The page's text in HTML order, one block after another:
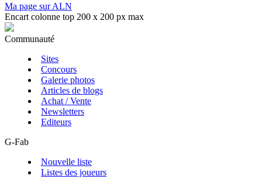
Ma page sur ALN
Encart colonne top 200 x 200 px max
Communauté
Sites
Concours
Galerie photos
Articles de blogs
Achat / Vente
Newsletters
Editeurs
G-Fab
Nouvelle liste
Listes des joueurs